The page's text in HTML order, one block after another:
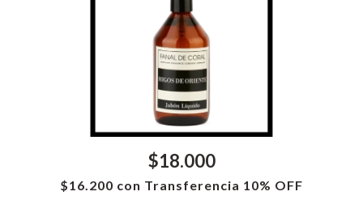
$18.000
$16.200 con Transferencia 10% OFF